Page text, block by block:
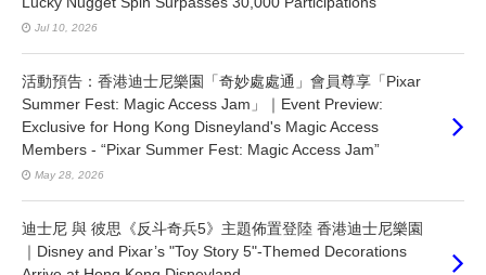
Jul 10, 2026
活動預告：香港迪士尼樂園「奇妙處處通」會員尊享「Pixar
Summer Fest: Magic Access Jam」｜Event Preview:
Exclusive for Hong Kong Disneyland's Magic Access
Members - “Pixar Summer Fest: Magic Access Jam”
May 28, 2026
迪士尼 與 彼思《反斗奇兵5》主題佈置登陸 香港迪士尼樂園
｜Disney and Pixar’s "Toy Story 5"-Themed Decorations